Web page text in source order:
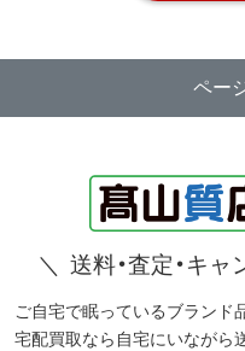
ペー
＼ 送料・査定・キ
ご自宅で眠っているブランド
宅配買取なら自宅にいながら